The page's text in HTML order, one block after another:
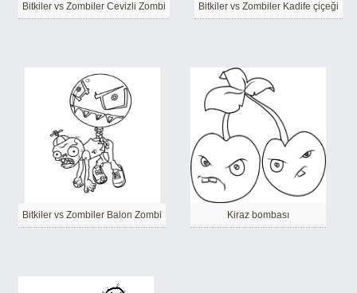
Bitkiler vs Zombiler Cevizli Zombi Bitkiler vs Zombiler Kadife çiçeği
Bitkiler vs Zombiler Balon Zombi Kiraz bombası